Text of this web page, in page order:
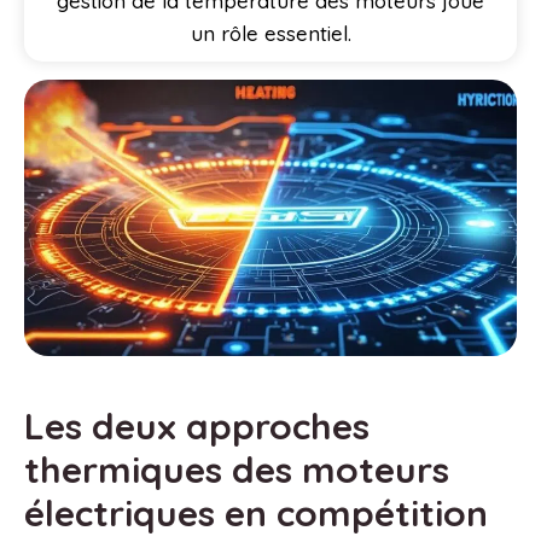
un rôle essentiel.
Les deux approches
thermiques des moteurs
électriques en compétition